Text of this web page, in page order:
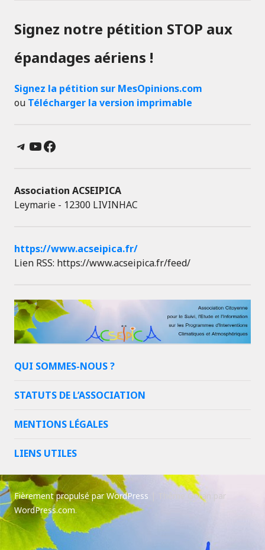
Signez notre pétition STOP aux
épandages aériens !
Signez la pétition sur MesOpinions.com
ou Télécharger la version imprimable
Telegram
YouTube
Facebook
Association ACSEIPICA
Leymarie - 12300 LIVINHAC
https://www.acseipica.fr/
Lien RSS: https://www.acseipica.fr/feed/
QUI SOMMES-NOUS ?
STATUTS DE L’ASSOCIATION
MENTIONS LÉGALES
LIENS UTILES
Fièrement propulsé par WordPress
Thème Goran par
WordPress.com.